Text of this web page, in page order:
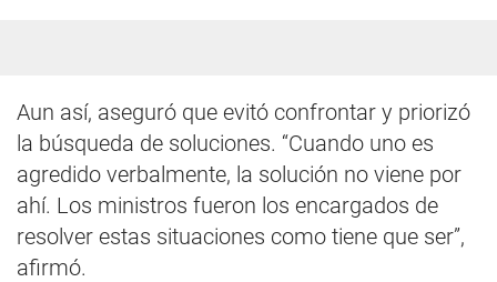
Aun así, aseguró que evitó confrontar y priorizó
la búsqueda de soluciones. “Cuando uno es
agredido verbalmente, la solución no viene por
ahí. Los ministros fueron los encargados de
resolver estas situaciones como tiene que ser”,
afirmó.